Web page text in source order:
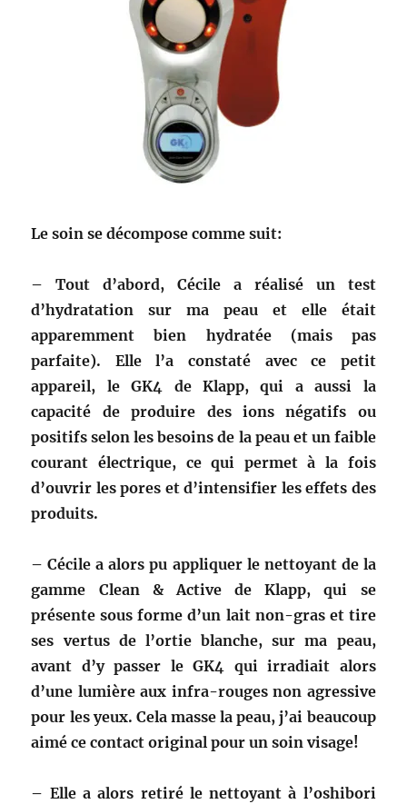
Le soin se décompose comme suit:
– Tout d’abord, Cécile a réalisé un test
d’hydratation sur ma peau et elle était
apparemment bien hydratée (mais pas
parfaite). Elle l’a constaté avec ce petit
appareil, le GK4 de Klapp, qui a aussi la
capacité de produire des ions négatifs ou
positifs selon les besoins de la peau et un faible
courant électrique, ce qui permet à la fois
d’ouvrir les pores et d’intensifier les effets des
produits.
– Cécile a alors pu appliquer le nettoyant de la
gamme Clean & Active de Klapp, qui se
présente sous forme d’un lait non-gras et tire
ses vertus de l’ortie blanche, sur ma peau,
avant d’y passer le GK4 qui irradiait alors
d’une lumière aux infra-rouges non agressive
pour les yeux. Cela masse la peau, j’ai beaucoup
aimé ce contact original pour un soin visage!
– Elle a alors retiré le nettoyant à l’oshibori